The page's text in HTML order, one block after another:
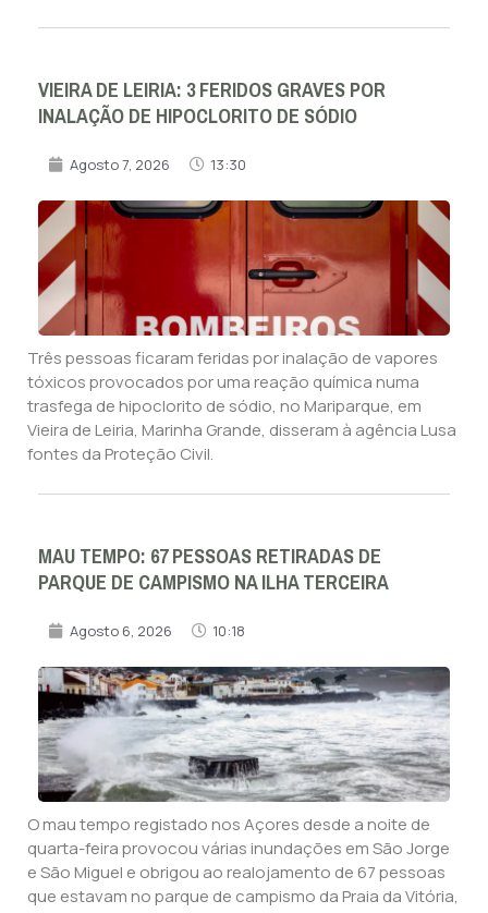
VIEIRA DE LEIRIA: 3 FERIDOS GRAVES POR
INALAÇÃO DE HIPOCLORITO DE SÓDIO
Agosto 7, 2026 13:30
Três pessoas ficaram feridas por inalação de vapores
tóxicos provocados por uma reação química numa
trasfega de hipoclorito de sódio, no Mariparque, em
Vieira de Leiria, Marinha Grande, disseram à agência Lusa
fontes da Proteção Civil.
MAU TEMPO: 67 PESSOAS RETIRADAS DE
PARQUE DE CAMPISMO NA ILHA TERCEIRA
Agosto 6, 2026 10:18
O mau tempo registado nos Açores desde a noite de
quarta-feira provocou várias inundações em São Jorge
e São Miguel e obrigou ao realojamento de 67 pessoas
que estavam no parque de campismo da Praia da Vitória,